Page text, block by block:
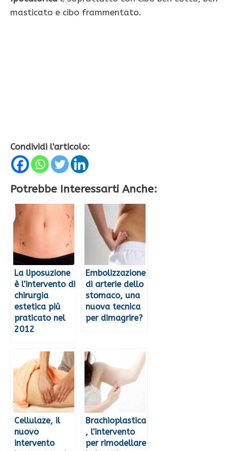
masticato e cibo frammentato.
Condividi l'articolo:
Potrebbe Interessarti Anche:
La liposuzione
è l’intervento di
chirurgia
estetica più
praticato nel
2012
Embolizzazione
di arterie dello
stomaco, una
nuova tecnica
per dimagrire?
Cellulaze, il
nuovo
intervento
Brachioplastica
, l’intervento
per rimodellare